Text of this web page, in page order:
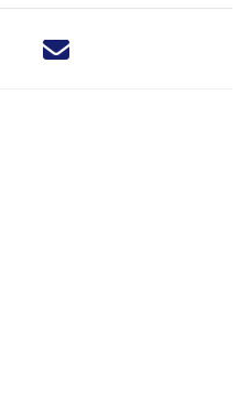
Deel dit nieuwsbericht via X -
Deel dit nieuwsbericht via
Deel dit nieuwsbericht
Deel dit